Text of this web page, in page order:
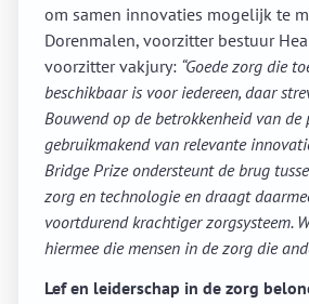
om samen innovaties mogelijk te
Dorenmalen, voorzitter bestuur
voorzitter vakjury: “Goede zorg die
beschikbaar is voor iedereen, daar
Bouwend op de betrokkenheid van de
gebruikmakend van relevante
Bridge Prize ondersteunt de brug
zorg en technologie en draagt
voortdurend krachtiger zorgsysteem.
hiermee die mensen in de zorg die
Lef en leiderschap in de zorg